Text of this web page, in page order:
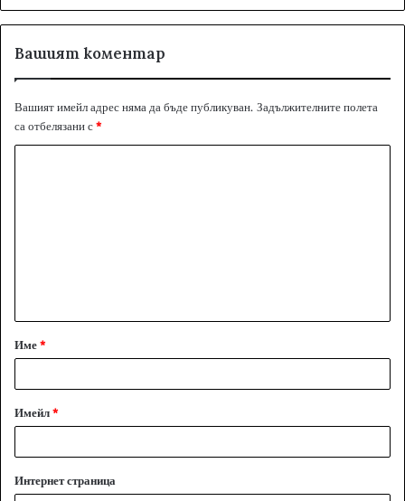
Вашият коментар
Вашият имейл адрес няма да бъде публикуван. Задължителните полета
са отбелязани с*
а
р
Име*
Имейл*
Интернет страница